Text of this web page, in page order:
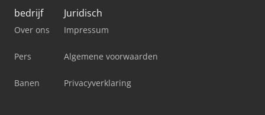
bedrijf
Over ons
Pers
Banen
Juridisch
Impressum
Algemene voorwaarden
Privacyverklaring